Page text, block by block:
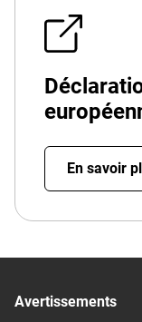
En savoir
Avertissements